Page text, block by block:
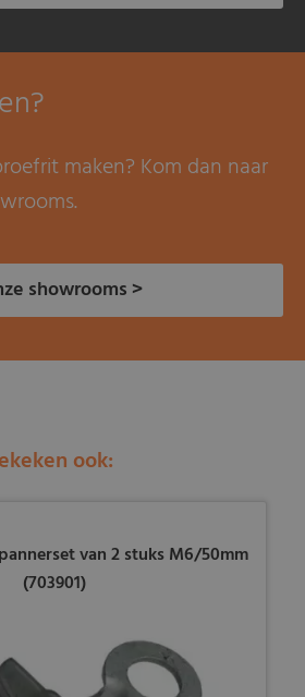
maken? Kom dan naar
showrooms >
ook:
van 2 stuks M6/50mm
(703901)